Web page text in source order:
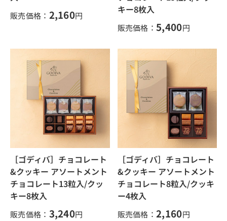
販売価格： 2,160円
キー8枚入
販売価格： 5,400円
［ゴディバ］チョコレート
&クッキー アソートメント
チョコレート13粒入/クッ
キー8枚入
販売価格： 3,240円
［ゴディバ］チョコレート
&クッキー アソートメント
チョコレート8粒入/クッキ
ー4枚入
販売価格： 2,160円